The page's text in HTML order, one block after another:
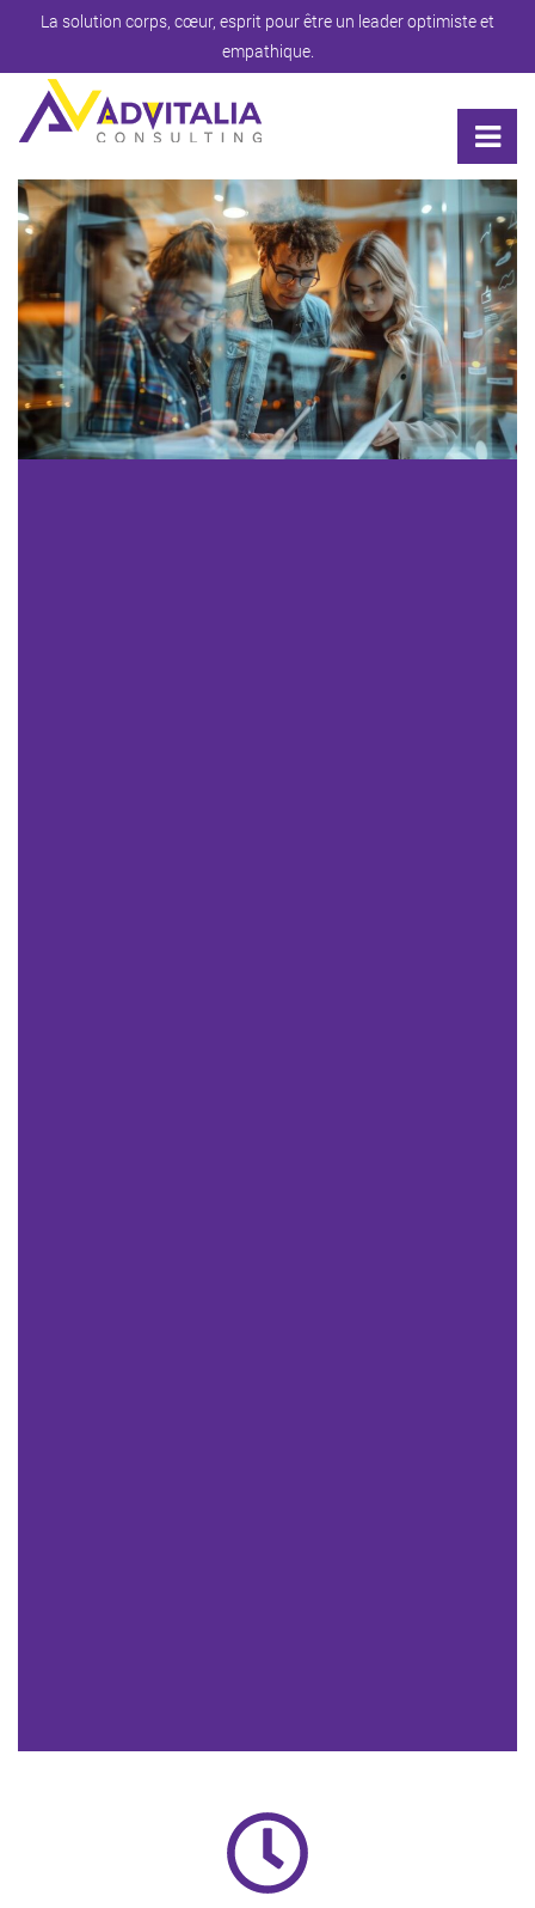
La solution corps, cœur, esprit pour être un leader optimiste et
empathique.